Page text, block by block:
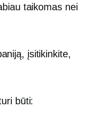
taikomas nei
įsitikinkite,
būti: